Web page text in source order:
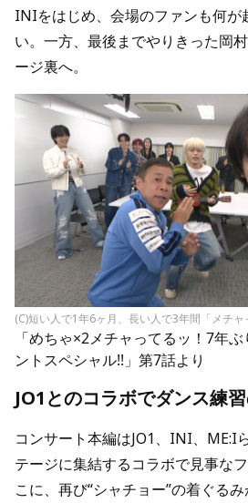
INIをはじめ、会場のファンも何が
い。一方、最後までやりきった岡
ージ裏へ。
(C)短い人で1年6ヶ月、長い人で3年間「メチ
「めちゃ×2メチャってるッ！7年
ントスペシャル!!」第7話より
JO1とのコラボでダンス練
コンサート本編はJO1、INI、ME:I
テージに集結するコラボで見事な
こに、再び“シャチョー”の着ぐる